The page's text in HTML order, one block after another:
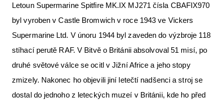
Letoun Supermarine Spitfire MK.IX MJ271 čísla CBAFIX970
byl vyroben v Castle Bromwich v roce 1943 ve Vickers
Supermarine Ltd. V únoru 1944 byl zaveden do výzbroje 118
stíhací perutě RAF. V Bitvě o Británii absolvoval 51 misí, po
druhé světové válce se ocitl v Jižní Africe a jeho stopy
zmizely. Nakonec ho objevili jiní letečtí nadšenci a stroj se
dostal do jednoho z leteckých muzeí v Británii, kde ho před